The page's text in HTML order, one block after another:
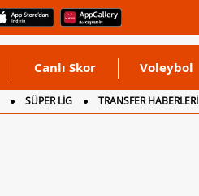
Canlı Skor Voleybol
SÜPER LİG TRANSFER HABERLERİ